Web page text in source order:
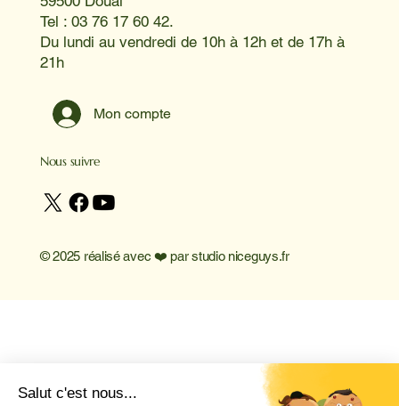
Tel : 03 76 17 60 42.
Du lundi au vendredi de 10h à 12h et de 17h à
21h
Mon compte
Nous suivre
© 2025 réalisé avec ❤️ parstudio niceguys.fr